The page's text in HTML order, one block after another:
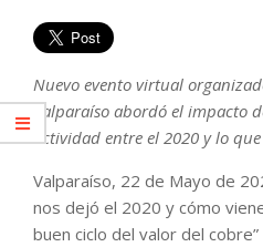
Nuevo evento virtual
Valparaíso abordó el impacto
actividad entre el 2020 y lo
Valparaíso, 22 de Mayo de
nos dejó el 2020 y cómo
buen ciclo del valor del